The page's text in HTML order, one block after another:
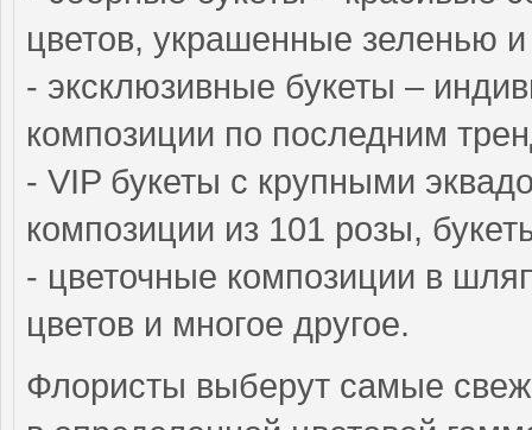
цветов, украшенные зеленью
- эксклюзивные букеты –
композиции по последним
- VIP букеты с крупными
композиции из 101 розы,
- цветочные композиции в
цветов и многое другое.
Флористы выберут самые